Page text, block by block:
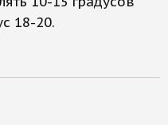
18-20.